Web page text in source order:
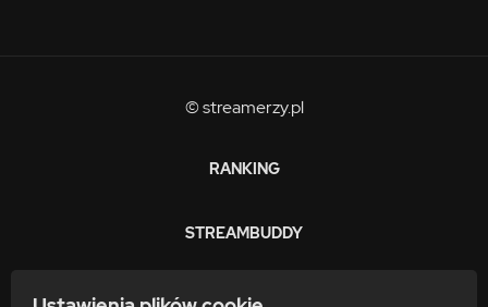
© streamerzy.pl
RANKING
STREAMBUDDY
ZARABIAJ